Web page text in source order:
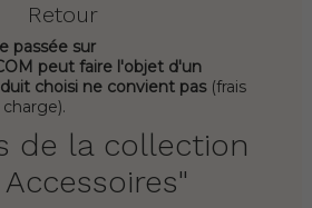
Retour
passée sur
peut faire l'objet d'un
choisi ne convient pas(frais
de la collection